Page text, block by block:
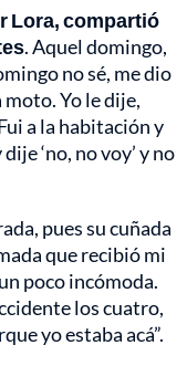
Lora, compartió
. Aquel domingo,
no sé, me dio
Yo le dije,
a la habitación y
‘no, no voy’ y no
pues su cuñada
que recibió mi
poco incómoda.
los cuatro,
yo estaba acá”.